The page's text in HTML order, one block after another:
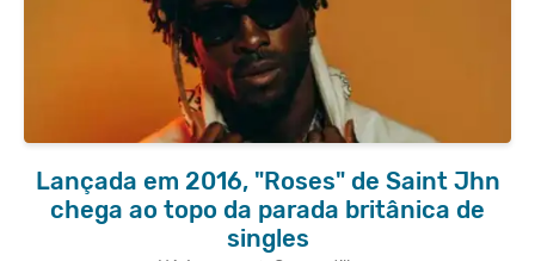
Lançada em 2016, "Roses" de Saint Jhn
chega ao topo da parada britânica de
singles